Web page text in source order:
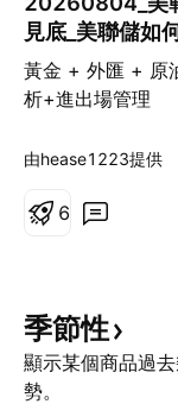
見底_美聯儲如
兒潮世代為何
黃金 + 外匯 + 原
析+進出場管理
由hease1223提供
6
季節性
顯示某個商品過
勢。